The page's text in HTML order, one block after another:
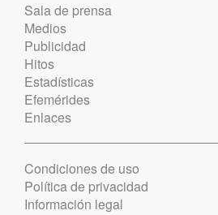
Sala de prensa
Medios
Publicidad
Hitos
Estadísticas
Efemérides
Enlaces
Condiciones de uso
Política de privacidad
Información legal